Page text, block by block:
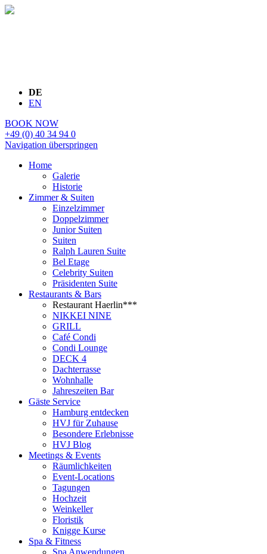
DE
EN
BOOK NOW
+49 (0) 40 34 94 0
Navigation überspringen
Home
Galerie
Historie
Zimmer & Suiten
Einzelzimmer
Doppelzimmer
Junior Suiten
Suiten
Ralph Lauren Suite
Bel Etage
Celebrity Suiten
Präsidenten Suite
Restaurants & Bars
Restaurant Haerlin***
NIKKEI NINE
GRILL
Café Condi
Condi Lounge
DECK 4
Dachterrasse
Wohnhalle
Jahreszeiten Bar
Gäste Service
Hamburg entdecken
HVJ für Zuhause
Besondere Erlebnisse
HVJ Blog
Meetings & Events
Räumlichkeiten
Event-Locations
Tagungen
Hochzeit
Weinkeller
Floristik
Knigge Kurse
Spa & Fitness
Spa Anwendungen